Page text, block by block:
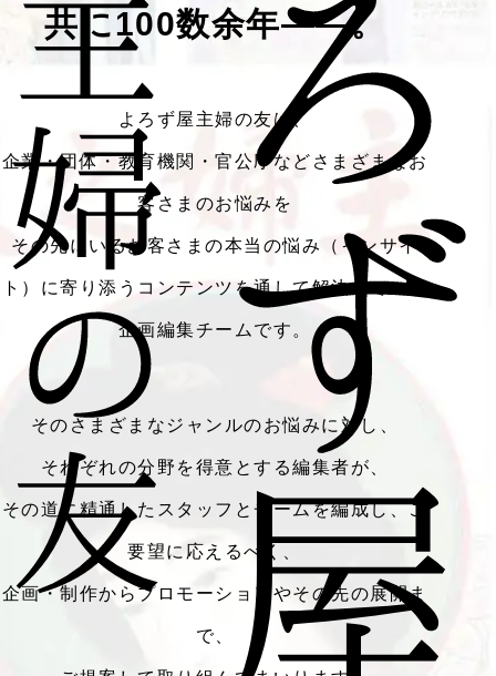
共に100数余年――。
よろず屋主婦の友は、
企業・団体・教育機関・官公庁などさまざまなお
客さまのお悩みを
その先にいるお客さまの本当の悩み（インサイ
ト）に寄り添うコンテンツを通して解決していく
企画編集チームです。
そのさまざまなジャンルのお悩みに対し、
それぞれの分野を得意とする編集者が、
その道に精通したスタッフとチームを編成し、ご
要望に応えるべく、
企画・制作からプロモーションやその先の展開ま
で、